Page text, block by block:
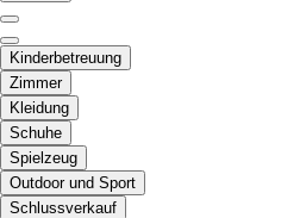
Kinderbetreuung
Zimmer
Kleidung
Schuhe
Spielzeug
Outdoor und Sport
Schlussverkauf